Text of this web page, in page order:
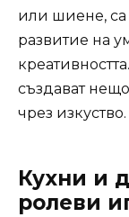
или шиене,
развитие на
създават
чрез изкуство.
Кухни и
ролеви